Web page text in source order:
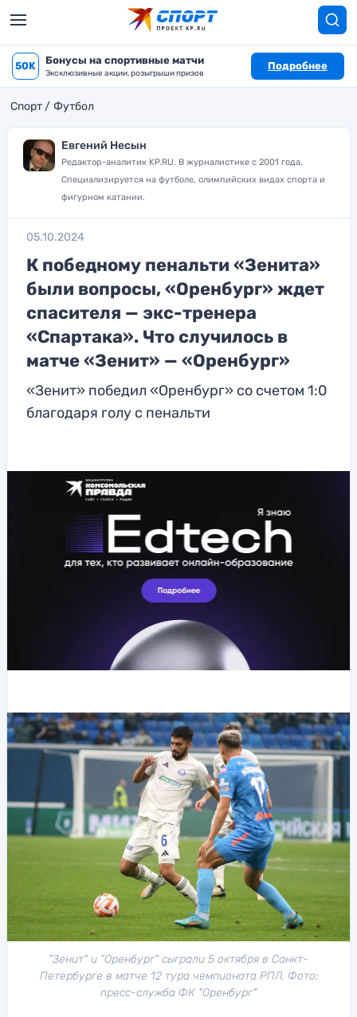
50K Бонусы на спортивные матчи
Эксклюзивные акции, розыгрыши призов
Подробнее
Спорт Футбол
Евгений Несын
Редактор-аналитик KP.RU. В журналистике с 2001 года.
Специализируется на футболе, олимпийских видах спорта и
фигурном катании.
05.10.2024
К победному пенальти «Зенита»
были вопросы, «Оренбург» ждет
спасителя — экс-тренера
«Спартака». Что случилось в
матче «Зенит» — «Оренбург»
«Зенит» победил «Оренбург» со счетом 1:0
благодаря голу с пенальти
"Зенит" и "Оренбург" сыграли 5 октября в Санкт-
Петербурге в матче 12 тура чемпионата РПЛ. Фото:
пресс-служба ФК "Оренбург"